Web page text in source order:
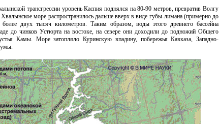
трансгрессии уровень Каспия поднялся на 80-90 метров, превратив Волгу
море распространилось дальше вверх в виде губы-лимана (примерно до
двух тысяч километров. Таким образом, воды этого древнего бассейна
до чинков Устюрта на востоке, на севере они доходили до подножий Общего
Камы. Море затопляло Куринскую впадину, побережья Кавказа, Западно-